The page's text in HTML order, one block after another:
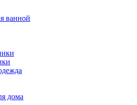
ванной
дома